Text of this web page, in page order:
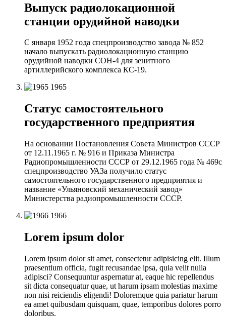
Выпуск радиолокационной
станции орудийной наводки
С января 1952 года спецпроизводство завода № 852
начало выпускать радиолокационную станцию
орудийной наводки СОН-4 для зенитного
артиллерийского комплекса КС-19.
1965
Статус самостоятельного
государственного предприятия
На основании Постановления Совета Министров СССР
от 12.11.1965 г. № 916 и Приказа Министра
Радиопромышленности СССР от 29.12.1965 года № 469с
спецпроизводство УАЗа получило статус
самостоятельного государственного предприятия и
название «Ульяновский механический завод»
Министерства радиопромышленности СССР.
1966
Lorem ipsum dolor
Lorem ipsum dolor sit amet, consectetur adipisicing elit. Illum
praesentium officia, fugit recusandae ipsa, quia velit nulla
adipisci? Consequuntur aspernatur at, eaque hic repellendus
sit dicta consequatur quae, ut harum ipsam molestias maxime
non nisi reiciendis eligendi! Doloremque quia pariatur harum
ea amet quibusdam quisquam, quae, temporibus dolores porro
doloribus.